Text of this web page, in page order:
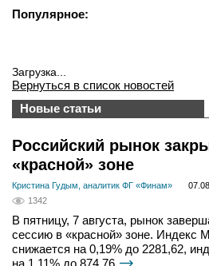
Популярное:
Загрузка...
Вернуться в список новостей
Новые статьи
Российский рынок
«красной» зоне
Кристина Гудым, аналитик ФГ «Финам»
1342
В пятницу, 7 августа, рынок
сессию в «красной» зоне. Индекс
снижается на 0,19% до 2281,62,